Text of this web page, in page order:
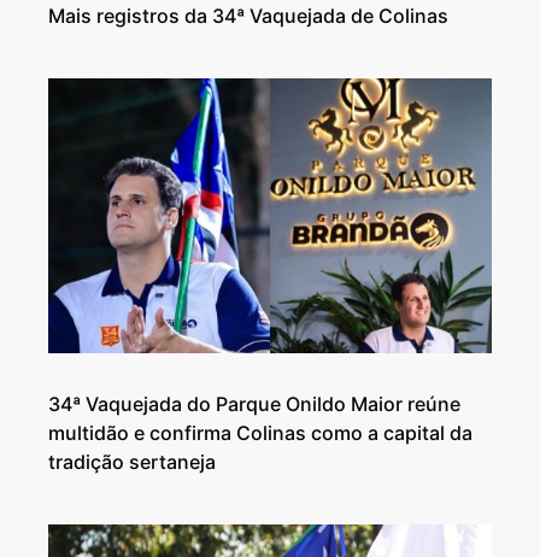
Mais registros da 34ª Vaquejada de Colinas
34ª Vaquejada do Parque Onildo Maior reúne
multidão e confirma Colinas como a capital da
tradição sertaneja